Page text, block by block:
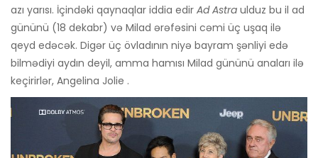
azı yarısı. İçindəki qaynaqlar iddia edir Ad Astra ulduz bu il ad
gününü (18 dekabr) və Milad ərəfəsini cəmi üç uşaq ilə
qeyd edəcək. Digər üç övladının niyə bayram şənliyi edə
bilmədiyi aydın deyil, amma hamısı Milad gününü anaları ilə
keçirirlər, Angelina Jolie .